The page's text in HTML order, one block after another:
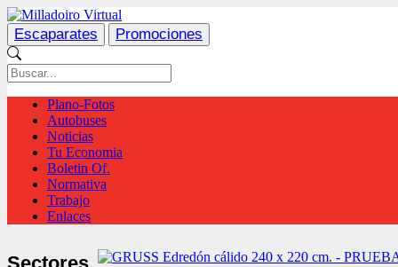
Escaparates Promociones
Plano-Fotos
Autobuses
Noticias
Tu Economia
Boletin Of.
Normativa
Trabajo
Enlaces